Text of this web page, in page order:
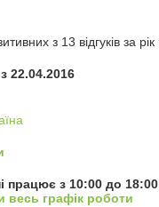
з 13 відгуків за рік
22.04.2016
працює з 10:00 до 18:00
весь графік роботи